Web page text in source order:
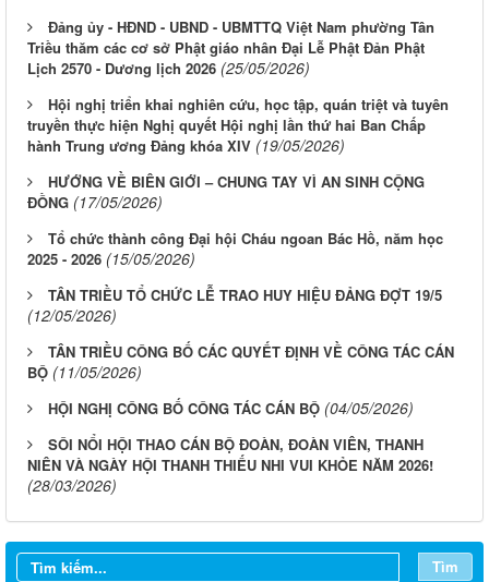
Đảng ủy - HĐND - UBND - UBMTTQ Việt Nam phường Tân
Triều thăm các cơ sở Phật giáo nhân Đại Lễ Phật Đản Phật
Lịch 2570 - Dương lịch 2026 (25/05/2026)
Hội nghị triển khai nghiên cứu, học tập, quán triệt và tuyên
truyền thực hiện Nghị quyết Hội nghị lần thứ hai Ban Chấp
hành Trung ương Đảng khóa XIV (19/05/2026)
HƯỚNG VỀ BIÊN GIỚI – CHUNG TAY VÌ AN SINH CỘNG
ĐỒNG (17/05/2026)
Tổ chức thành công Đại hội Cháu ngoan Bác Hồ, năm học
2025 - 2026 (15/05/2026)
TÂN TRIỀU TỔ CHỨC LỄ TRAO HUY HIỆU ĐẢNG ĐỢT 19/5
(12/05/2026)
TÂN TRIỀU CÔNG BỐ CÁC QUYẾT ĐỊNH VỀ CÔNG TÁC CÁN
BỘ (11/05/2026)
HỘI NGHỊ CÔNG BỐ CÔNG TÁC CÁN BỘ (04/05/2026)
SÔI NỔI HỘI THAO CÁN BỘ ĐOÀN, ĐOÀN VIÊN, THANH
NIÊN VÀ NGÀY HỘI THANH THIẾU NHI VUI KHỎE NĂM 2026!
(28/03/2026)
Tìm